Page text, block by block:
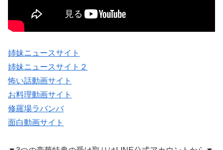
姉妹ニュースサイト
姉妹ニュースサイト２
怖い話動画サイト
お料理動画サイト
修羅場ラバンバ
面白動画サイト